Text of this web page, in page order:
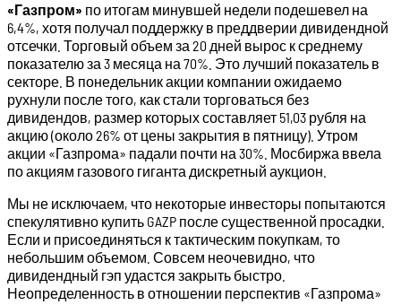
«Газпром» по итогам минувшей недели подешевел на
6,4%, хотя получал поддержку в преддверии дивидендной
отсечки. Торговый объем за 20 дней вырос к среднему
показателю за 3 месяца на 70%. Это лучший показатель в
секторе. В понедельник акции компании ожидаемо
рухнули после того, как стали торговаться без
дивидендов, размер которых составляет 51,03 рубля на
акцию (около 26% от цены закрытия в пятницу). Утром
акции «Газпрома» падали почти на 30%. Мосбиржа ввела
по акциям газового гиганта дискретный аукцион.
Мы не исключаем, что некоторые инвесторы попытаются
спекулятивно купить GAZP после существенной просадки.
Если и присоединяться к тактическим покупкам, то
небольшим объемом. Совсем неочевидно, что
дивидендный гэп удастся закрыть быстро.
Неопределенность в отношении перспектив «Газпрома»